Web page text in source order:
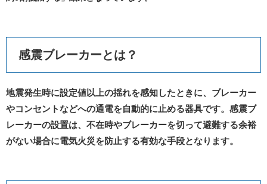
感震ブレーカーとは？
地震発生時に設定値以上の揺れを感知したときに、ブレーカー
やコンセントなどへの通電を自動的に止める器具です。感震ブ
レーカーの設置は、不在時やブレーカーを切って避難する余裕
がない場合に電気火災を防止する有効な手段となります。